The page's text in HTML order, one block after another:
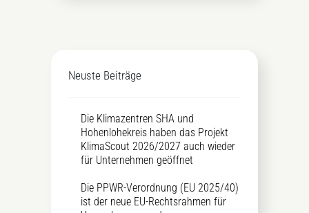
Neuste Beiträge
Die Klimazentren SHA und
Hohenlohekreis haben das Projekt
KlimaScout 2026/2027 auch wieder
für Unternehmen geöffnet
Die PPWR-Verordnung (EU 2025/40)
ist der neue EU-Rechtsrahmen für